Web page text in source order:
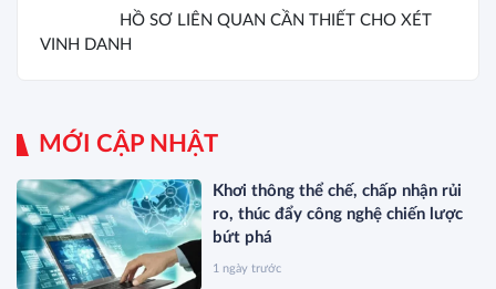
HỒ SƠ LIÊN QUAN CẦN THIẾT CHO XÉT
VINH DANH
MỚI CẬP NHẬT
Khơi thông thể chế, chấp nhận rủi
ro, thúc đẩy công nghệ chiến lược
bứt phá
1 ngày trước